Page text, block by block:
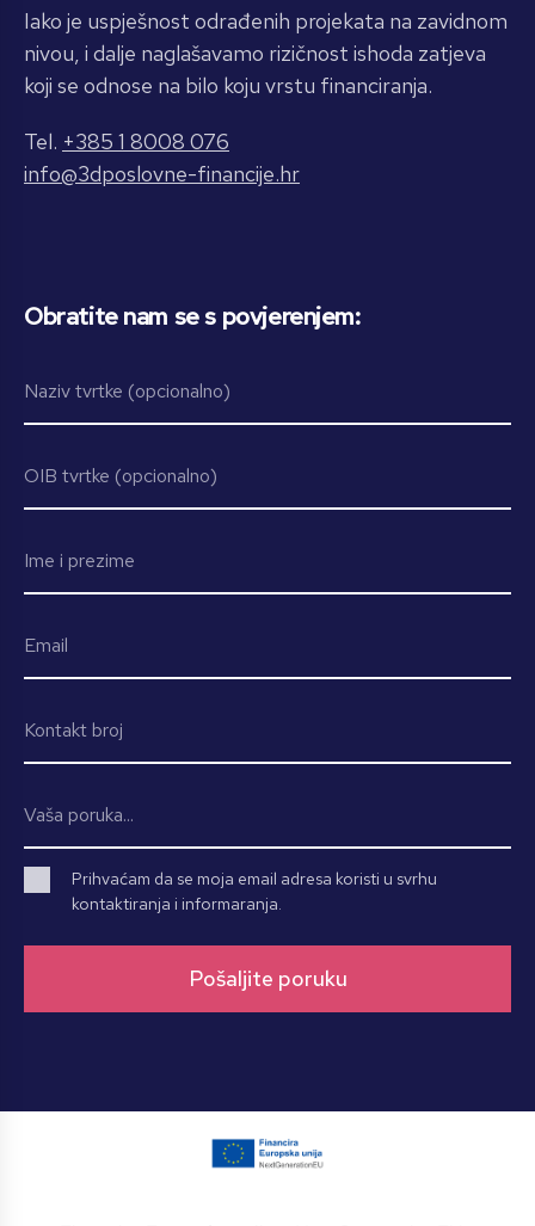
Iako je uspješnost odrađenih projekata na zavidnom
nivou, i dalje naglašavamo rizičnost ishoda zatjeva
koji se odnose na bilo koju vrstu financiranja.
Tel. +385 1 8008 076
info@3dposlovne-financije.hr
Obratite nam se s povjerenjem:
Prihvaćam da se moja email adresa koristi u svrhu
kontaktiranja i informaranja.